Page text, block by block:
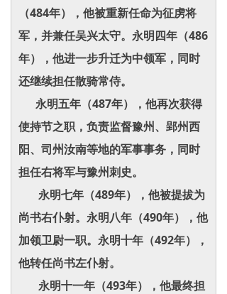
（484年），他被重新任命为征虏将
军，并兼任吴兴太守。永明四年（486
年），他进一步升迁为中领军，同时
还继续担任散骑常侍。
永明五年（487年），他再次获得
使持节之职，负责监督豫州、郢州西
阳、司州汝南等地的军事事务，同时
担任右将军与豫州刺史。
永明七年（489年），他被提拔为
尚书右仆射。永明八年（490年），他
加领卫尉一职。永明十年（492年），
他转任尚书左仆射。
永明十一年（493年），他最终担